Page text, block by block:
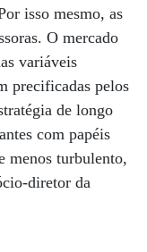
isso mesmo, as
O mercado
variáveis
precificadas pelos
de longo
com papéis
menos turbulento,
diretor da